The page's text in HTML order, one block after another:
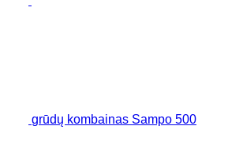
grūdų kombainas Sampo 500